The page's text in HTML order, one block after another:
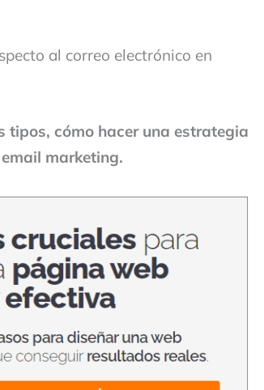
al correo electrónico en
tipos, cómo hacer una estrategia
marketing.